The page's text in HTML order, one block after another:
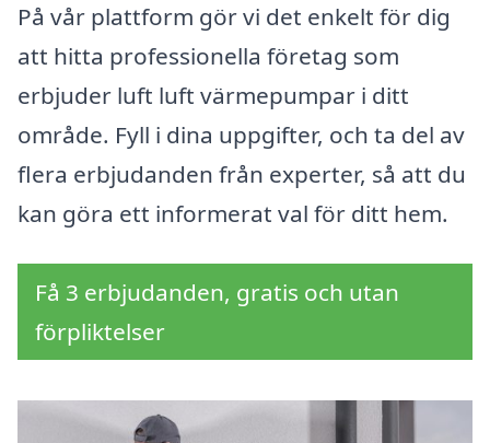
På vår plattform gör vi det enkelt för dig
att hitta professionella företag som
erbjuder luft luft värmepumpar i ditt
område. Fyll i dina uppgifter, och ta del av
flera erbjudanden från experter, så att du
kan göra ett informerat val för ditt hem.
Få 3 erbjudanden, gratis och utan
förpliktelser